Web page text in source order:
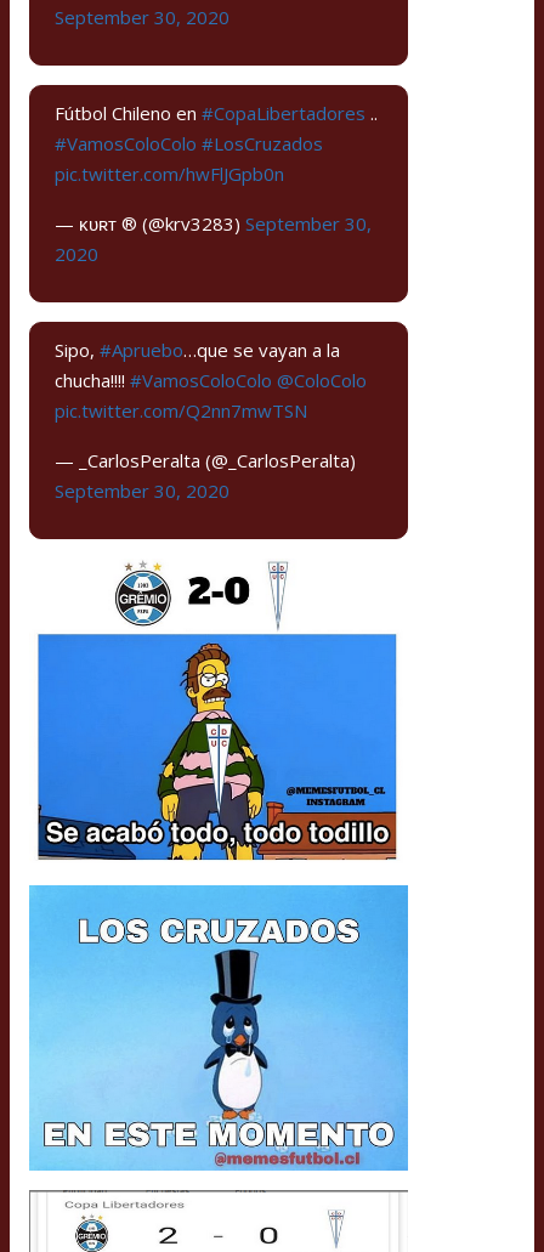
September 30, 2020
Fútbol Chileno en #CopaLibertadores ..
#VamosColoColo #LosCruzados
pic.twitter.com/hwFlJGpb0n
— ᴋᴜʀᴛ ®️ (@krv3283) September 30,
2020
Sipo, #Apruebo…que se vayan a la
chucha!!!! #VamosColoColo @ColoColo
pic.twitter.com/Q2nn7mwTSN
— _CarlosPeralta (@_CarlosPeralta)
September 30, 2020